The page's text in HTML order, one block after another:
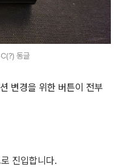
동글
변경을 위한 버튼이 전부
진입합니다.